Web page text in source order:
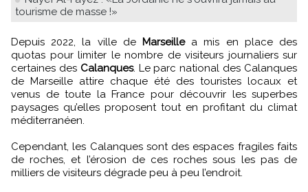
tourisme de masse !»
Depuis 2022, la ville de Marseille a mis en place des
quotas pour limiter le nombre de visiteurs journaliers sur
certaines des Calanques. Le parc national des Calanques
de Marseille attire chaque été des touristes locaux et
venus de toute la France pour découvrir les superbes
paysages qu’elles proposent tout en profitant du climat
méditerranéen.
Cependant, les Calanques sont des espaces fragiles faits
de roches, et l’érosion de ces roches sous les pas de
milliers de visiteurs dégrade peu à peu l’endroit.